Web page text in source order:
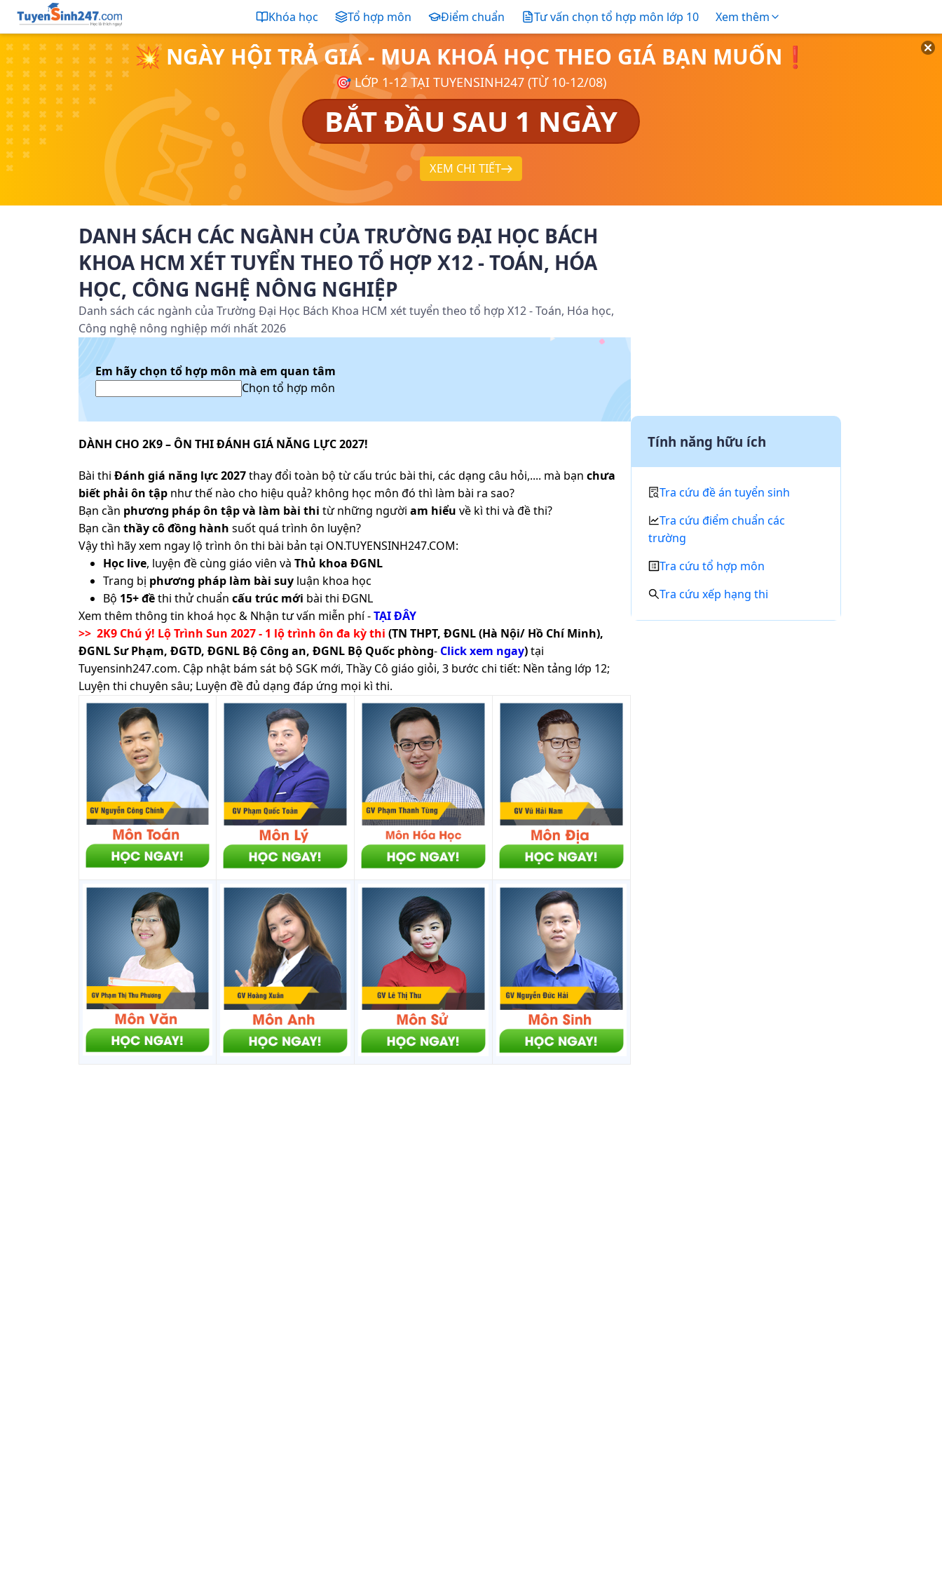
Khóa học Tổ hợp môn Điểm chuẩn Tư vấn chọn tổ hợp môn lớp 10 Xem thêm
💥 NGÀY HỘI TRẢ GIÁ - MUA KHOÁ HỌC THEO GIÁ BẠN MUỐN❗
🎯 LỚP 1-12 TẠI TUYENSINH247 (TỪ 10-12/08)
BẮT ĐẦU SAU 1 NGÀY
XEM CHI TIẾT
DANH SÁCH CÁC NGÀNH CỦA TRƯỜNG ĐẠI HỌC BÁCH
KHOA HCM XÉT TUYỂN THEO TỔ HỢP X12 - TOÁN, HÓA
HỌC, CÔNG NGHỆ NÔNG NGHIỆP
Danh sách các ngành của Trường Đại Học Bách Khoa HCM xét tuyển theo tổ hợp X12 - Toán, Hóa học,
Công nghệ nông nghiệp mới nhất 2026
Em hãy chọn tổ hợp môn mà em quan tâm
Chọn tổ hợp môn
DÀNH CHO 2K9 – ÔN THI ĐÁNH GIÁ NĂNG LỰC 2027!
Bài thi Đánh giá năng lực 2027thay đổi toàn bộ từ cấu trúc bài thi, các dạng câu hỏi,.... mà bạn chưa
biết phải ôn tập như thế nào cho hiệu quả? không học môn đó thì làm bài ra sao?
Bạn cần phương pháp ôn tập và làm bài thi từ những người am hiểu về kì thi và đề thi?
Bạn cần thầy cô đồng hành suốt quá trình ôn luyện?
Vậy thì hãy xem ngay lộ trình ôn thi bài bản tại ON.TUYENSINH247.COM:
Học live, luyện đề cùng giáo viên và Thủ khoa ĐGNL
Trang bị phương pháp làm bài suy luận khoa học
Bộ 15+ đềthi thử chuẩn cấu trúc mới bài thi ĐGNL
Xem thêm thông tin khoá học & Nhận tư vấn miễn phí -TẠI ĐÂY
>> 2K9 Chú ý! Lộ Trình Sun 2027 - 1 lộ trình ôn đa kỳ thi (TN THPT, ĐGNL (Hà Nội/ Hồ Chí Minh),
ĐGNL Sư Phạm, ĐGTD, ĐGNL Bộ Công an, ĐGNL Bộ Quốc phòng- Click xem ngay)tại
Tuyensinh247.com. Cập nhật bám sát bộ SGK mới, Thầy Cô giáo giỏi, 3 bước chi tiết: Nền tảng lớp 12;
Luyện thi chuyên sâu; Luyện đề đủ dạng đáp ứng mọi kì thi.
Tính năng hữu ích
Tra cứu đề án tuyển sinh
Tra cứu điểm chuẩn các
trường
Tra cứu tổ hợp môn
Tra cứu xếp hạng thi